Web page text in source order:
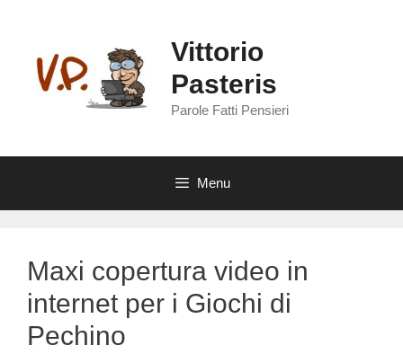
contenuto
Vittorio
Pasteris
Parole Fatti Pensieri
Menu
Maxi copertura video in
internet per i Giochi di
Pechino